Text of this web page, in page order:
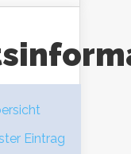
Eintrag